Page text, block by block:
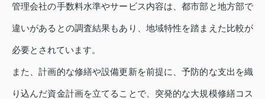
管理会社の手数料水準やサービス内容は、都市部と地方部で
違いがあるとの調査結果もあり、地域特性を踏まえた比較が
必要とされています。
また、計画的な修繕や設備更新を前提に、予防的な支出を織
り込んだ資金計画を立てることで、突発的な大規模修繕コス